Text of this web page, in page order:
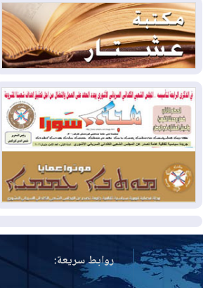
2026-08-03كوبا تغرق في الظلام مجددا
وانهيار الشبكة الكهربائية
2026-08-03
أوامر بإجلاء 60 ألف شخص
بسبب الحرائق في ولاية واشنطن
2026-08-02
مشروع "حسابي" يُمهل
الموظفين حتى نهاية أغسطس لاستلام
بطاقاتهم المصرفية
2026-08-02دمشق وعمّان تحذران بغداد:
أي هجوم من أراضي العراق سيواجه برد
المزيد
روابط سريعة: